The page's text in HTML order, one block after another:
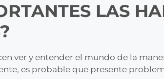
LAS
ver y entender el mundo de la
es probable que presente